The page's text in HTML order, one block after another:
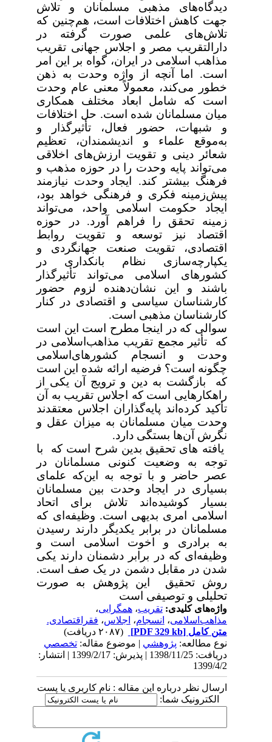
دیدگاه‌های مذهبی مسلمانان و تلاش
جهت کاهش اختلافات است، هم‌چنین که
تلاش‌های علمی صورت گرفته در
دارالتقریب مصر و اجلاس جهانی تقریب
مذاهب اسلامی در ایران، گواه بر این امر
است. اما آنچه از واژه وحدت به ذهن
خطور می‌کند، معمولاً معنی عام وحدت
است که شامل ابعاد مختلف همکاری
میان مسلمانان شده است. حل اختلافات
و شبهات، حضور فعال، تأثیرگذار و
به‌موقع علماء و اندیشمندان، تعظیم
شعائر دینی و تقویت ارزش‌های اخلاقی
می‌تواند پایه وحدت را در حوزه مذهب و
فرهنگ بیشتر کند. ایجاد وحدت نیازمند
پیش‌زمینه فکری و فرهنگی خواهد بود،
ایجاد حکومت اسلامی واحد، می‌تواند
زمینه تحقق را فراهم آورد. در حوزه
اقتصاد نیز توسعه و تقویت روابط
اقتصادی، تقویت صنعت جهانگردی و
یکپارچه‌سازی نظام بانکداری در
کشورهای اسلامی می‌تواند تأثیرگذار
باشند و این نشان‌دهنده لزوم حضور
کارشناسان سیاسی و اقتصادی در کنار
کارشناسان مذهبی است.
سوالی که در اینجا مطرح است این است
که
تأثیر مجمعتقریب مذاهب‌اسلامی در
وحدت و انسجام کشورهای‌اسلامی
چگونه است؟فرضیه ارائه شده این است
که بازگشت به دین و ترویج آن یکی از
راهکارهایی است که اجلاس تقریب به آن
تأکید کرده‌اند پایه‌گذاران اجلاس معتقدند
وحدت میان مسلمانان به میزان عقل و
نگرش آن‌ها بستگی دارد.
یافته های تحقیق بدین شرح است که با
توجه به وضعیت کنونی مسلمانان در
عصر حاضر و با توجه به این‌که علمای
بسیاری در ایجاد وحدت بین مسلمانان
بسیار کوشیده‌اند تلاش برای اتحاد
اسلامی امری بدیهی است. وظیفه‌ای که
مسلمانان در برابر یکدیگر دارند رسیدن
به برادری و اخوت اسلامی است و
وظیفه‌ای که در برابر دشمنان دارند یکی
شدن در مقابل دشمن در یک صف است.
روش تحقیق این پژوهش به صورت
تحلیلی و توصیفی است
واژه‌های کلیدی:تقریب،همگرایی،
مذاهب‌اسلامی،انسجام،اجلاس،فقراقتصادی.
متن کامل[PDF 329 kb]
نوع مطالعه:پژوهشي| موضوع مقاله:تخصصي
دریافت: 1398/11/25 | پذیرش: 1399/2/17 | انتشار:
1399/4/2
ارسال نظر درباره این مقاله : نام کاربری یا پست
الکترونیک شما: